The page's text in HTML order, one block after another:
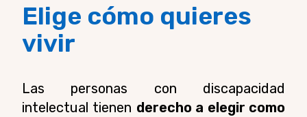
Elige cómo quieres
vivir
Las personas con discapacidad
intelectual tienen derecho a elegir como